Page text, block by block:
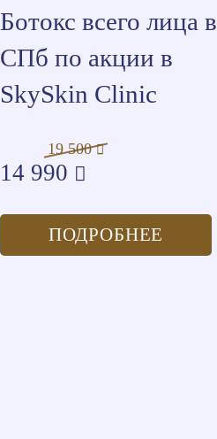
Ботокс всего лица в
СПб по акции в
SkySkin Clinic
19 500
14 990
ПОДРОБНЕЕ